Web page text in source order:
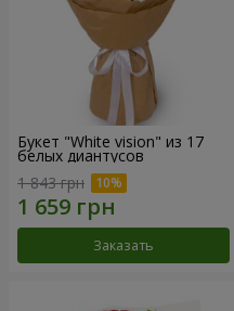
Букет "White vision" из 17
белых диантусов
1 843 грн
Заказать